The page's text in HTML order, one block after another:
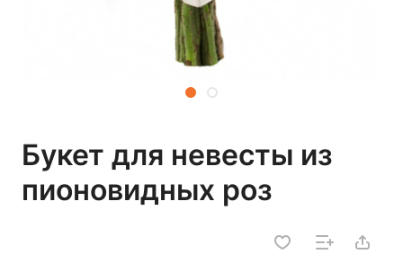
Букет для невесты из
пионовидных роз